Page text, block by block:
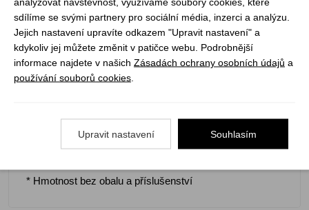
Materiál: Polyester TPU
Náplň: Thermolite T3 EcoMade 80g/m2
Barva: brick red/grey
Tepelný odpor: 3,5 m2 K/W
Rozměr: 183 x 57 cm
* Hmotnost bez obalu a příslušenství
sdílíme se svými partnery pro sociální média, inzerci a analýzu.
Jejich nastavení upravíte odkazem "Upravit nastavení" a
kdykoliv jej můžete změnit v patičce webu. Podrobnější
informace najdete v našich Zásadách ochrany osobních údajů a
používání souborů cookies
Upravit nastavení Souhlasím